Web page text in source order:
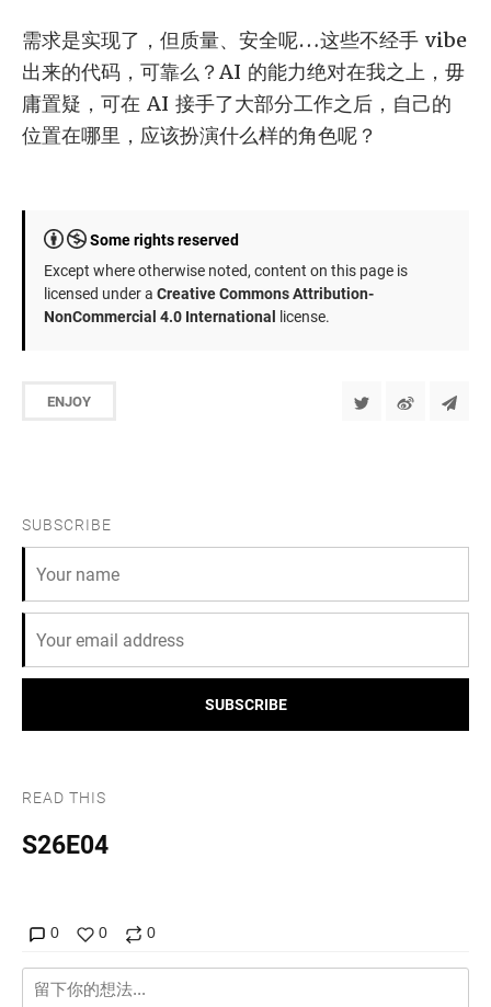
需求是实现了，但质量、安全呢…这些不经手 vibe
出来的代码，可靠么？AI 的能力绝对在我之上，毋
庸置疑，可在 AI 接手了大部分工作之后，自己的
位置在哪里，应该扮演什么样的角色呢？
Some rights reserved
Except where otherwise noted, content on this page is
licensed under a Creative Commons Attribution-
NonCommercial 4.0 International license.
ENJOY
SUBSCRIBE
SUBSCRIBE
READ THIS
S26E04